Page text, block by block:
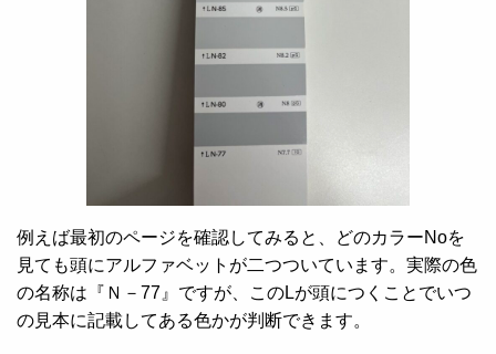
例えば最初のページを確認してみると、どのカラーNoを
見ても頭にアルファベットが二つついています。実際の色
の名称は『Ｎ－77』ですが、このLが頭につくことでいつ
の見本に記載してある色かが判断できます。